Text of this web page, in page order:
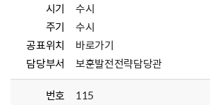
시기
수시
주기
수시
공표위치
바로가기
담당부서
보훈발전전략담당관
번호
115